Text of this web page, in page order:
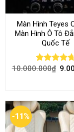
Màn Hình Teyes
Màn Hình Ô Tô
Quốc Tế
Rated 4.68
10.000.000₫
-11%